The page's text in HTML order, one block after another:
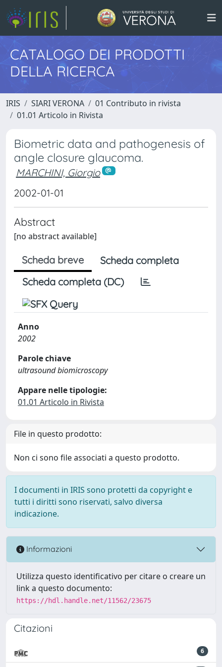
CATALOGO DEI PRODOTTI
DELLA RICERCA
IRIS SIARI VERONA
01 Contributo in rivista
01.01 Articolo in Rivista
Biometric data and pathogenesis of
angle closure glaucoma.
MARCHINI, Giorgio
2002-01-01
Abstract
[no abstract available]
Scheda breve
Scheda completa
Scheda completa (DC)
Anno
2002
Parole chiave
ultrasound biomicroscopy
Appare nelle tipologie:
01.01 Articolo in Rivista
File in questo prodotto:
Non ci sono file associati a questo prodotto.
I documenti in IRIS sono protetti da copyright e
tutti i diritti sono riservati, salvo diversa
indicazione.
Informazioni
Utilizza questo identificativo per citare o creare un
link a questo documento:
https://hdl.handle.net/11562/23675
Citazioni
6